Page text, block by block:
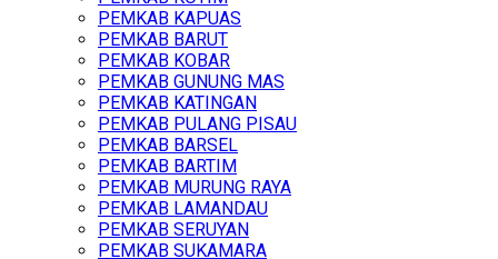
PEMKAB KAPUAS
PEMKAB BARUT
PEMKAB KOBAR
PEMKAB GUNUNG MAS
PEMKAB KATINGAN
PEMKAB PULANG PISAU
PEMKAB BARSEL
PEMKAB BARTIM
PEMKAB MURUNG RAYA
PEMKAB LAMANDAU
PEMKAB SERUYAN
PEMKAB SUKAMARA